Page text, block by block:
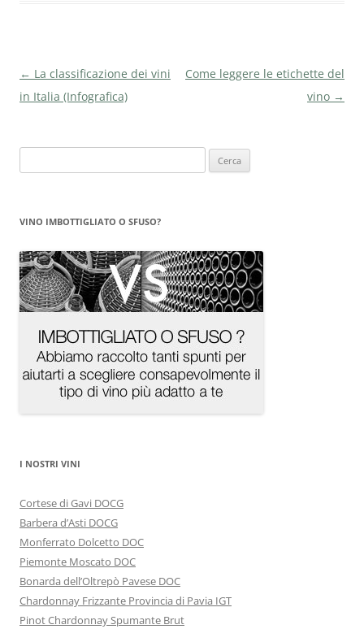
Navigazione
articolo
← La classificazione dei vini
in Italia (Infografica)
Come leggere le etichette del
vino →
per:
VINO IMBOTTIGLIATO O SFUSO?
I NOSTRI VINI
Cortese di Gavi DOCG
Barbera d’Asti DOCG
Monferrato Dolcetto DOC
Piemonte Moscato DOC
Bonarda dell’Oltrepò Pavese DOC
Chardonnay Frizzante Provincia di Pavia IGT
Pinot Chardonnay Spumante Brut